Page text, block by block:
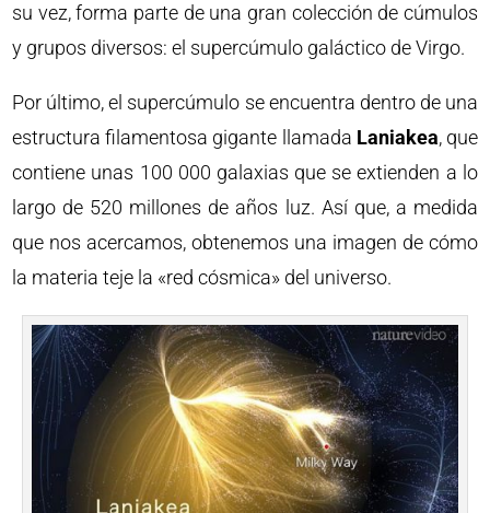
su vez, forma parte de una gran colección de cúmulos
y grupos diversos: el supercúmulo galáctico de Virgo.
Por último, el supercúmulo se encuentra dentro de una
estructura filamentosa gigante llamada Laniakea, que
contiene unas 100 000 galaxias que se extienden a lo
largo de 520 millones de años luz. Así que, a medida
que nos acercamos, obtenemos una imagen de cómo
la materia teje la «red cósmica» del universo.